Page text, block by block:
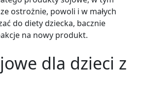
ostrożnie, powoli i w małych
do diety dziecka, bacznie
na nowy produkt.
dla dzieci z